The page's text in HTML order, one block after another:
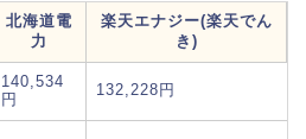
北海道電
力
楽天エナジー(楽天でん
き)
140,534
円
132,228円